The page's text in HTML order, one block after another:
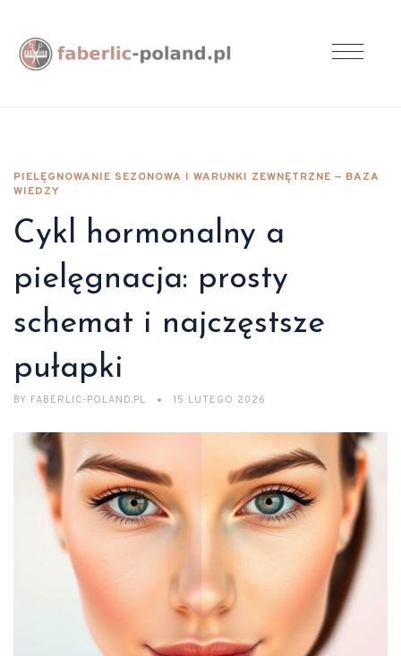
PIELĘGNOWANIE SEZONOWA I WARUNKI ZEWNĘTRZNE — BAZA
WIEDZY
Cykl hormonalny a
pielęgnacja: prosty
schemat i najczęstsze
pułapki
BY FABERLIC-POLAND.PL 15 LUTEGO 2026